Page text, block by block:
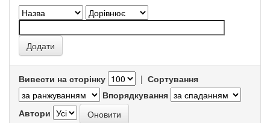
Вивести на сторінку | Сортування
Впорядкування
Автори